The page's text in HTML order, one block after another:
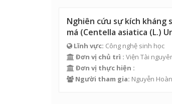
Nghiên cứu sự kích kháng
má (Centella asiatica (L.)
Lĩnh vực: Công nghệ sinh học
Đơn vị chủ trì : Viện Tài
Đơn vị thực hiện :
Người tham gia: Nguyễn